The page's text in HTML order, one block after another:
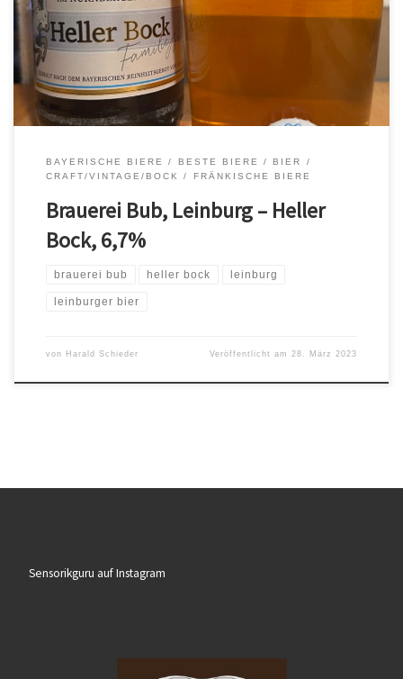
gelbe Früchte, Aprikose/Marille, Honig, sehr ausgewogen
zwischen Frucht und Bittere. Für mich eine der besten Brauereien
Bayerns.
BAYERISCHE BIERE BESTE BIERE
BIER
CRAFT/VINTAGE/BOCK
FRÄNKISCHE BIERE
Brauerei Bub, Leinburg – Heller
Bock, 6,7%
brauerei bub heller bock leinburg
leinburger bier
von Harald Schieder Veröffentlicht am28. März 2023
Sensorikguru auf Instagram